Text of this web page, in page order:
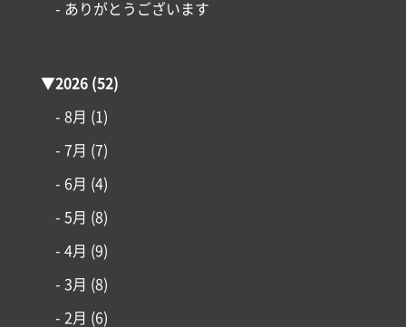
- ありがとうございます
▼2026(52)
- 8月 (1)
- 7月 (7)
- 6月 (4)
- 5月 (8)
- 4月 (9)
- 3月 (8)
- 2月 (6)